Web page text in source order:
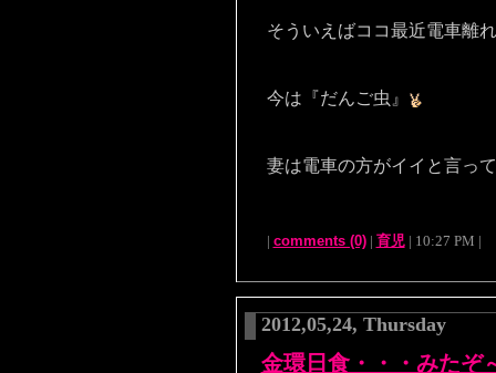
そういえばココ最近電車離
今は『だんご虫』
妻は電車の方がイイと言っ
| comments (0)| 育児| 10:27 PM |
2012,05,24, Thursday
金環日食・・・みたぞ